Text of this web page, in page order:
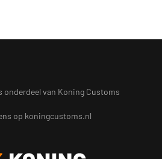
onderdeel van Koning Customs
op koningcustoms.nl